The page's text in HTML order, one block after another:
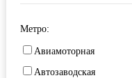
Метро:
Авиамоторная
Автозаводская